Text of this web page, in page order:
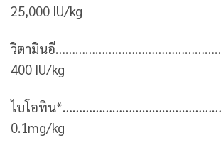
25,000 IU/kg
วิตามินอี
400 IU/kg
ไบโอทิน
0.1mg/kg